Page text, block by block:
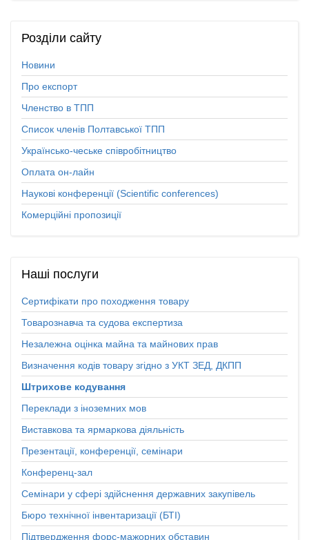
Розділи сайту
Новини
Про експорт
Членство в ТПП
Список членів Полтавської ТПП
Українсько-чеське співробітництво
Оплата он-лайн
Наукові конференції (Scientific conferences)
Комерційні пропозиції
Наші послуги
Сертифікати про походження товару
Товарознавча та судова експертиза
Незалежна оцінка майна та майнових прав
Визначення кодів товару згідно з УКТ ЗЕД, ДКПП
Штрихове кодування
Переклади з іноземних мов
Виставкова та ярмаркова діяльність
Презентації, конференції, семінари
Конференц-зал
Семінари у сфері здійснення державних закупівель
Бюро технічної інвентаризації (БТІ)
Підтвердження форс-мажорних обставин